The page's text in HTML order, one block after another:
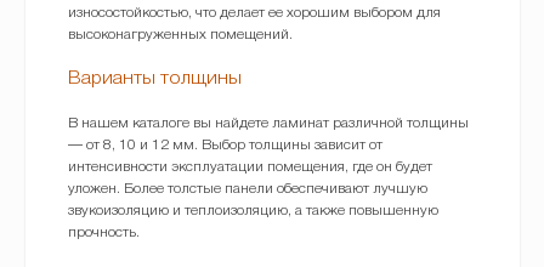
износостойкостью, что делает ее хорошим выбором для
высоконагруженных помещений.
Варианты толщины
В нашем каталоге вы найдете ламинат различной толщины
— от 8, 10 и 12 мм. Выбор толщины зависит от
интенсивности эксплуатации помещения, где он будет
уложен. Более толстые панели обеспечивают лучшую
звукоизоляцию и теплоизоляцию, а также повышенную
прочность.